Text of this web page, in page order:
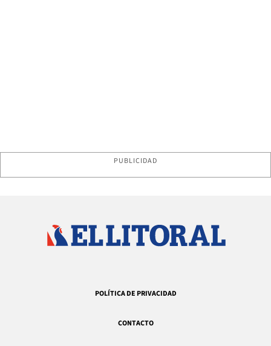
PUBLICIDAD
POLÍTICA DE PRIVACIDAD
CONTACTO